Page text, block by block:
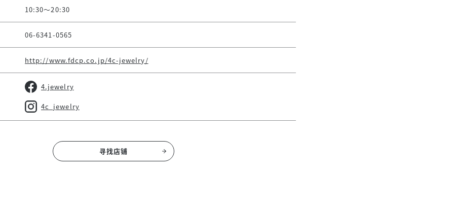
10:30～20:30
06-6341-0565
http://www.fdcp.co.jp/4c-jewelry/
4.jewelry
4c_jewelry
寻找店铺